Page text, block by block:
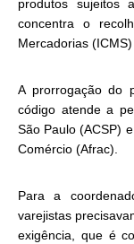
produtos sujeitos
concentra o
Mercadorias
A prorrogação do
código atende a
São Paulo (ACSP)
Comércio (Afrac).
Para a
varejistas
exigência, que é